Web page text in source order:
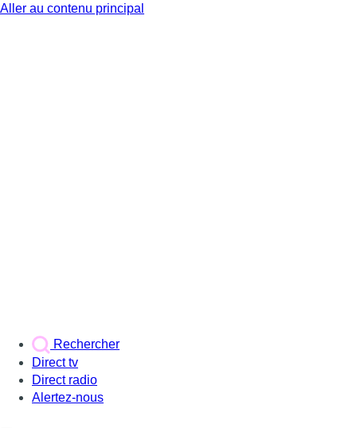
Aller au contenu principal
Rechercher
Direct tv
Direct radio
Alertez-nous